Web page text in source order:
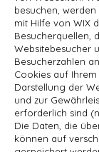
besuchen, werden
mit Hilfe von WIX
Besucherquellen,
Websitebesucher
Besucherzahlen
Cookies auf
Darstellung der
und zur
erforderlich sind
Die Daten, die
können auf